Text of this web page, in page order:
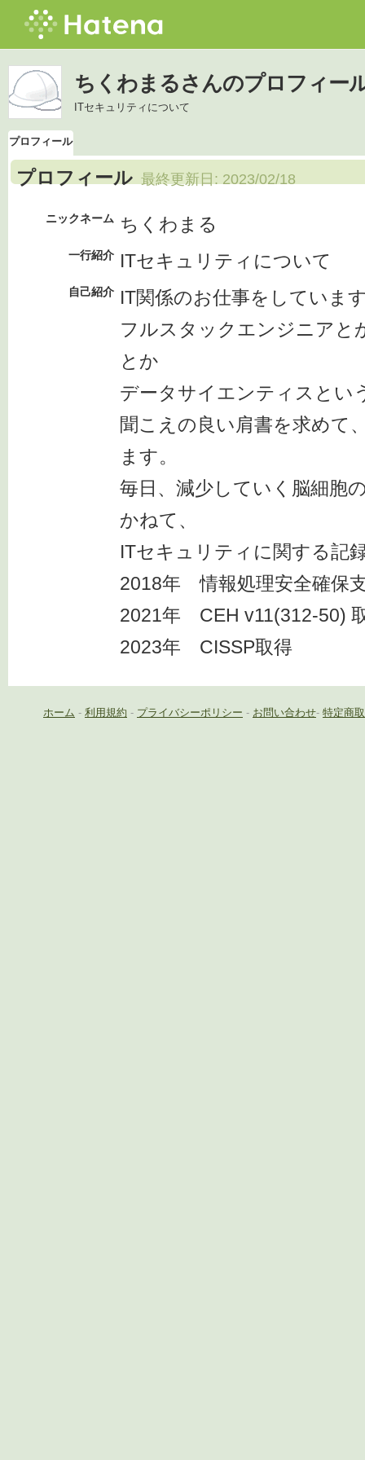
ちくわまるさんのプロフィー
ITセキュリティについて
プロフィール
プロフィール 最終更新日: 2023/02/18
ニックネーム ちくわまる
一行紹介 ITセキュリティについて
自己紹介 IT関係のお仕事をしていま
フルスタックエンジニアと
とか
データサイエンティスとい
聞こえの良い肩書を求めて
ます。
毎日、減少していく脳細胞
かねて、
ITセキュリティに関する記
2018年 情報処理安全確保
2021年 CEH v11(312-50)
2023年 CISSP取得
ホーム - 利用規約 - プライバシーポリシー - お問い合わせ- 特定商